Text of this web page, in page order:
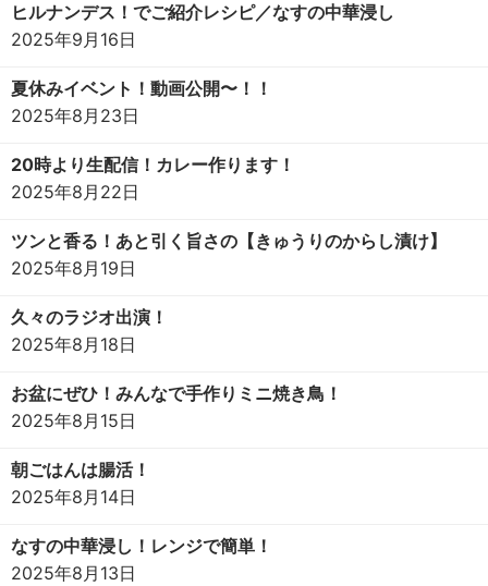
ヒルナンデス！でご紹介レシピ／なすの中華浸し
2025年9月16日
夏休みイベント！動画公開〜！！
2025年8月23日
20時より生配信！カレー作ります！
2025年8月22日
ツンと香る！あと引く旨さの【きゅうりのからし漬け】
2025年8月19日
久々のラジオ出演！
2025年8月18日
お盆にぜひ！みんなで手作りミニ焼き鳥！
2025年8月15日
朝ごはんは腸活！
2025年8月14日
なすの中華浸し！レンジで簡単！
2025年8月13日